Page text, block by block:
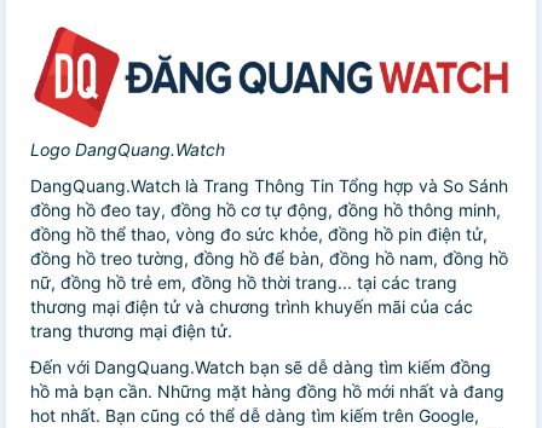
Logo DangQuang.Watch
DangQuang.Watch là Trang Thông Tin Tổng hợp và So Sánh
đồng hồ đeo tay, đồng hồ cơ tự động, đồng hồ thông minh,
đồng hồ thể thao, vòng đo sức khỏe, đồng hồ pin điện tử,
đồng hồ treo tường, đồng hồ để bàn, đồng hồ nam, đồng hồ
nữ, đồng hồ trẻ em, đồng hồ thời trang... tại các trang
thương mại điện tử và chương trình khuyến mãi của các
trang thương mại điện tử.
Đến với DangQuang.Watch bạn sẽ dễ dàng tìm kiếm đồng
hồ mà bạn cần. Những mặt hàng đồng hồ mới nhất và đang
hot nhất. Bạn cũng có thể dễ dàng tìm kiếm trên Google,